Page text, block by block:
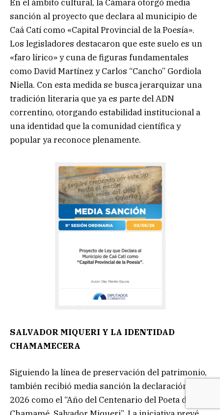
En el ámbito cultural, la Cámara otorgó media
sanción al proyecto que declara al municipio de
Caá Catí como «Capital Provincial de la Poesía».
Los legisladores destacaron que este suelo es un
«faro lírico» y cuna de figuras fundamentales
como David Martínez y Carlos “Cancho” Gordiola
Niella. Con esta medida se busca jerarquizar una
tradición literaria que ya es parte del ADN
correntino, otorgando estabilidad institucional a
una identidad que la comunidad científica y
popular ya reconoce plenamente.
SALVADOR MIQUERI Y LA IDENTIDAD
CHAMAMECERA
Siguiendo la línea de preservación del patrimonio,
también recibió media sanción la declaración del
2026 como el “Año del Centenario del Poeta del